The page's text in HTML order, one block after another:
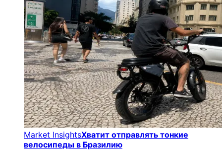
Market InsightsХватит отправлять тонкие
велосипеды в Бразилию